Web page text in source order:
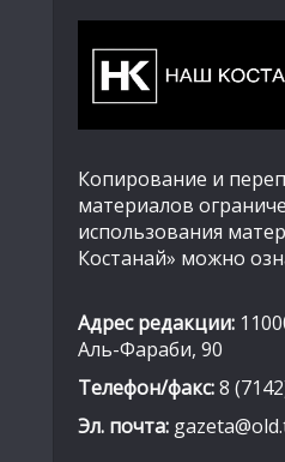
Копирование и
материалов
использования
Костанай» можно
Адрес редакции:
Аль-Фараби, 90
Телефон/факс:8
Эл. почта: